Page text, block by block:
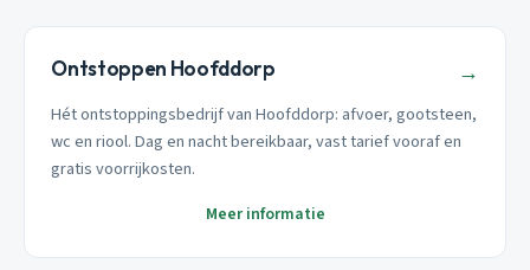
Ontstoppen Hoofddorp →
Hét ontstoppingsbedrijf van Hoofddorp: afvoer, gootsteen,
wc en riool. Dag en nacht bereikbaar, vast tarief vooraf en
gratis voorrijkosten.
Meer informatie